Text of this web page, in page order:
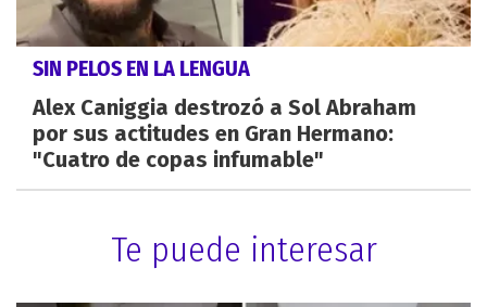
SIN PELOS EN LA LENGUA
Alex Caniggia destrozó a Sol Abraham
por sus actitudes en Gran Hermano:
"Cuatro de copas infumable"
Te puede interesar